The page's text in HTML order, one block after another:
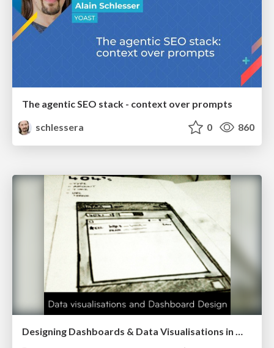
The agentic SEO stack - context over prompts
schlessera
0 860
Designing Dashboards & Data Visualisations in Web Apps